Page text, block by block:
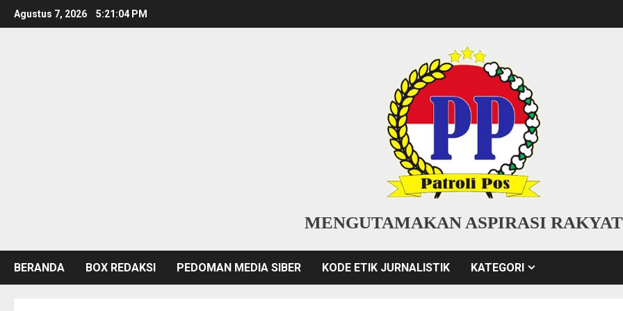
Skip
to
Agustus 7, 2026 5:21:04 PM
MENGUTAMAKAN ASPIRASI RAKYAT
BERANDA BOX REDAKSI PEDOMAN MEDIA SIBER KODE ETIK JURNALISTIK KATEGORI